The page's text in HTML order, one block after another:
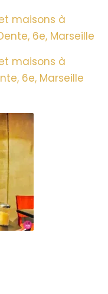
maisons à
6e, Marseille
maisons à
6e, Marseille